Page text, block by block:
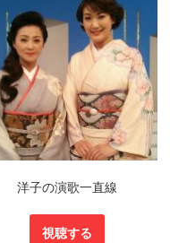
洋子の演歌一直線
視聴する